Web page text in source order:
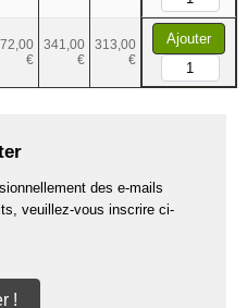
€
341,00
€
313,00
€
Ajouter
des e-mails
veuillez-vous inscrire ci-
!